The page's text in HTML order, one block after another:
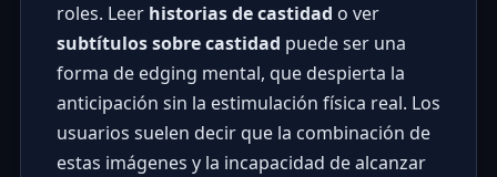
roles. Leer historias de castidad o ver
subtítulos sobre castidad puede ser una
forma de edging mental, que despierta la
anticipación sin la estimulación física real. Los
usuarios suelen decir que la combinación de
estas imágenes y la incapacidad de alcanzar